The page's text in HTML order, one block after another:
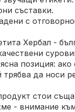
съставки.
с
Хербал -
позиция: ако
да носи
стои
- внимание